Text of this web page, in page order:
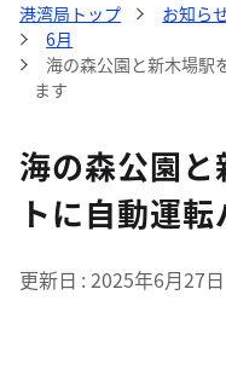
港湾局トップ お知ら
6月
海の森公園と新木場駅
ます
海の森公園
トに自動運
更新日 2025年6月27日